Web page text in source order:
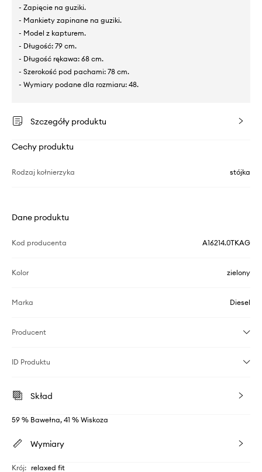
- Zapięcie na guziki.
- Mankiety zapinane na guziki.
- Model z kapturem.
- Długość: 79 cm.
- Długość rękawa: 68 cm.
- Szerokość pod pachami: 78 cm.
- Wymiary podane dla rozmiaru: 48.
Szczegóły produktu
Cechy produktu
Rodzaj kołnierzyka stójka
Dane produktu
Kod producenta A16214.0TKAG
Kolor zielony
Marka Diesel
Producent
ID Produktu
Skład
59 % Bawełna, 41 % Wiskoza
Wymiary
Krój: relaxed fit